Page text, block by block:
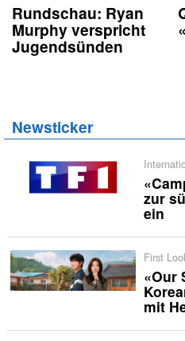
Rundschau: Ryan
Murphy verspricht
Jugendsünden
Newsticker
zur
ein
First
«Our
mit